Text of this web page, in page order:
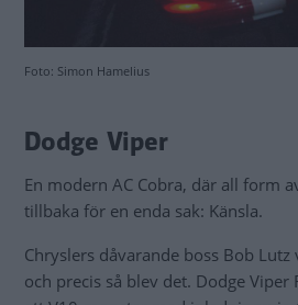
Foto: Simon Hamelius
Dodge Viper
En modern AC Cobra, där all form
tillbaka för en enda sak: Känsla.
Chryslers dåvarande boss Bob
och precis så blev det. Dodge Viper